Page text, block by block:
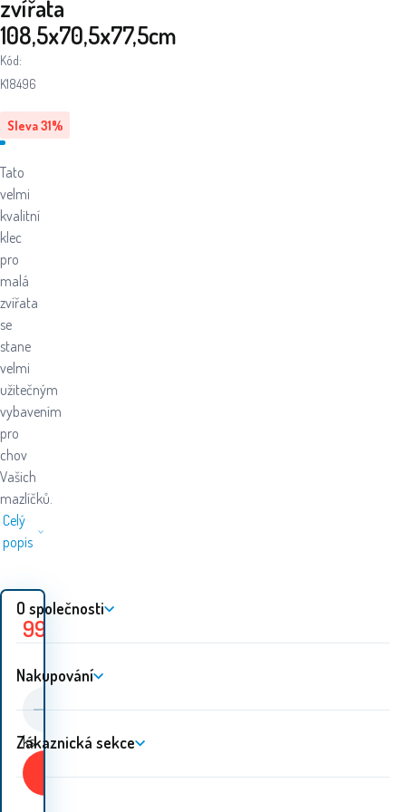
Sleva31%
zvířata
108,5x70,5x77,5cm
Kód:
K18496
Tato
velmi
kvalitní
klec
pro
malá
zvířata
se
stane
velmi
užitečným
vybavením
pro
chov
Vašich
mazlíčků.
Celý
popis
999
ks
Koupit
O společnosti
Nakupování
Zákaznická sekce